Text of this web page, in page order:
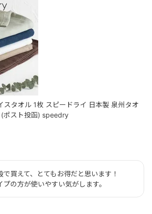
スタオル 1枚 スピードライ 日本製 泉州タオ
ポスト投函) speedry
買えて、とてもお得だと思います！
の方が使いやすい気がします。